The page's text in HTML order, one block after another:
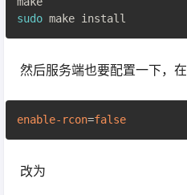
sudo
然后服务端也要配置一下，在
enable-rcon=false
改为